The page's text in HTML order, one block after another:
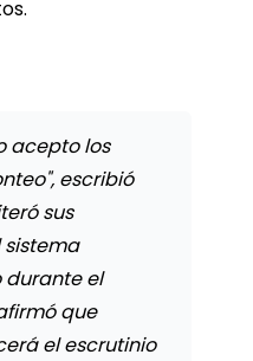
acepto los
escribió
sus
durante el
que
el escrutinio